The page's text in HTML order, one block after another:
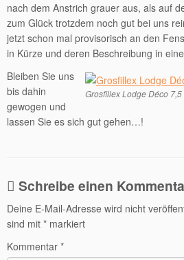
nach dem Anstrich grauer aus, als auf
zum Glück trotzdem noch gut bei uns
jetzt schon mal provisorisch an den
in Kürze und deren Beschreibung in
Grosfillex Lodge Déco 7,5
Bleiben Sie uns
bis dahin
gewogen und
lassen Sie es sich gut gehen…!
Schreibe einen
Deine E-Mail-Adresse wird nicht
sind mit * markiert
Kommentar *